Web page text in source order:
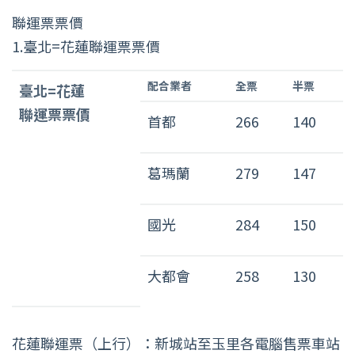
聯運票票價
1.臺北=花蓮聯運票票價
北臺北=花蓮
聯運票票價
配合業者 全票 半票
首都 266 140
葛瑪蘭 279 147
國光 284 150
大都會 258 130
花蓮聯運票（上行）：新城站至玉里各電腦售票車站